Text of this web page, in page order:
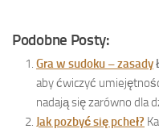
Podobne Posty:
Gra w sudoku – zasady
aby ćwiczyć
nadają się zarówno dla
Jak pozbyć się pcheł?